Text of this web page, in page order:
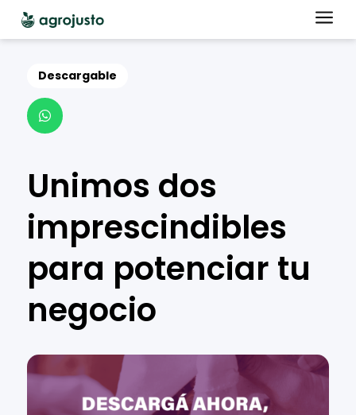
a
Descargable

Unimos dos
imprescindibles
para potenciar tu
negocio